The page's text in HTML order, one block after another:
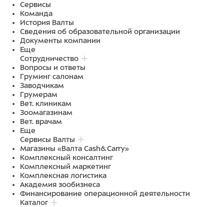
Сервисы
Команда
История Валты
Сведения об образовательной организации
Документы компании
Еще
Сотрудничество
Вопросы и ответы
Груминг салонам
Заводчикам
Грумерам
Вет. клиникам
Зоомагазинам
Вет. врачам
Еще
Сервисы Валты
Магазины «Валта Cash&Carry»
Комплексный консалтинг
Комплексный маркетинг
Комплексная логистика
Академия зообизнеса
Финансирование операционной деятельности
Каталог